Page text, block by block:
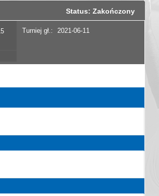
Status: Zakończony
Turniej gł.: 2021-06-11